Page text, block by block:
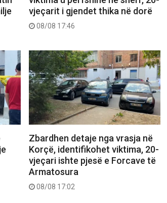
vjeçarit i gjendet thika në dorë
08/08 17:46
Zbardhen detaje nga vrasja në
Korçë, identifikohet viktima, 20-
vjeçari ishte pjesë e Forcave të
Armatosura
08/08 17:02